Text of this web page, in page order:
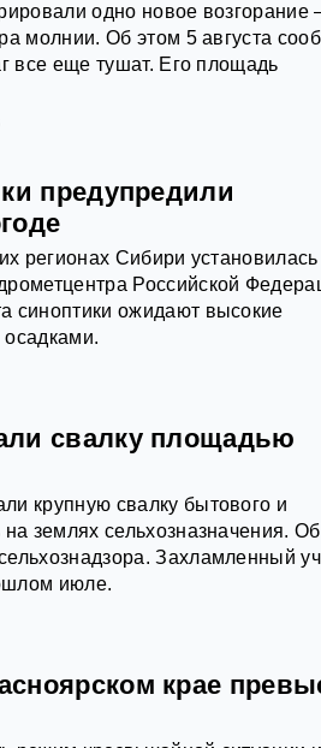
одно новое возгорание
молнии. Об этом 5 августа
все еще тушат. Его площадь
предупредили
регионах Сибири установилась
Российской
синоптики ожидают высокие
свалку площадью
крупную свалку бытового и
землях сельхозназначения.
Захламленный
июле.
крае